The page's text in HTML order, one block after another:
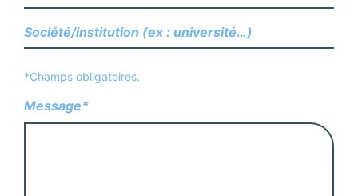
*Champs obligatoires.
Message*